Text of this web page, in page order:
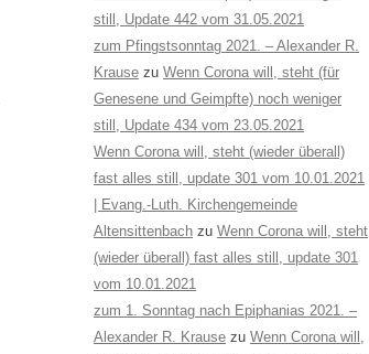
still, Update 442 vom 31.05.2021
zum Pfingstsonntag 2021. – Alexander R.
Krause zu Wenn Corona will, steht (für
Genesene und Geimpfte) noch weniger
still, Update 434 vom 23.05.2021
Wenn Corona will, steht (wieder überall)
fast alles still, update 301 vom 10.01.2021
| Evang.-Luth. Kirchengemeinde
Altensittenbach zu Wenn Corona will, steht
(wieder überall) fast alles still, update 301
vom 10.01.2021
zum 1. Sonntag nach Epiphanias 2021. –
Alexander R. Krause zu Wenn Corona will,